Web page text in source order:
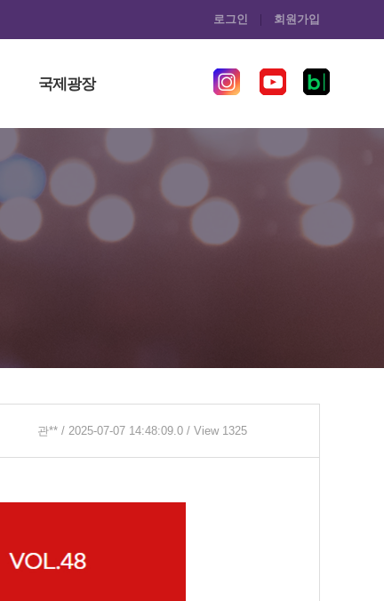
로그인 회원가입
국제광장
관** / 2025-07-07 14:48:09.0 / View 1325